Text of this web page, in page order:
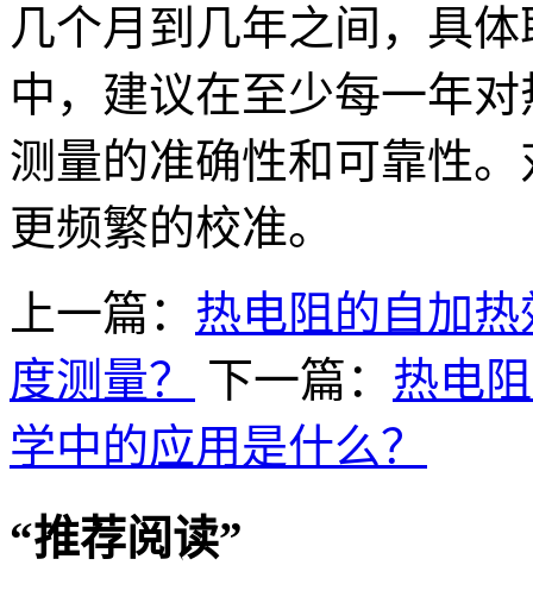
几个月到几年之间，具
中，建议在至少每一年
测量的准确性和可靠性
更频繁的校准。
上一篇： 热电阻的自加
度测量？
下一篇： 热电
学中的应用是什么？
“推荐阅读”